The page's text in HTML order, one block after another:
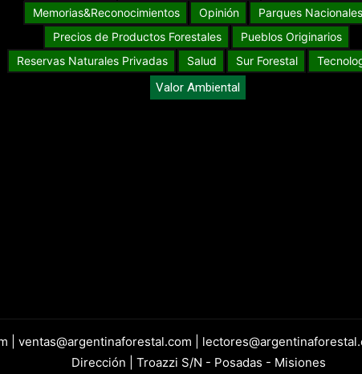
Memorias&Reconocimientos
Opinión
Parques Nacionales
Precios de Productos Forestales
Pueblos Originarios
Reservas Naturales Privadas
Salud Sur Forestal
Valor Ambiental
| ventas@argentinaforestal.com |
Dirección | Troazzi S/N - Posadas - Misiones